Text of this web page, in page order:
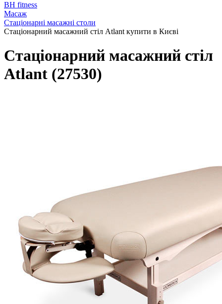
BH fitness
Масаж
Стаціонарні масажні столи
Стаціонарний масажний стіл Atlant купити в Києві
Стаціонарний масажний стіл
Atlant (27530)